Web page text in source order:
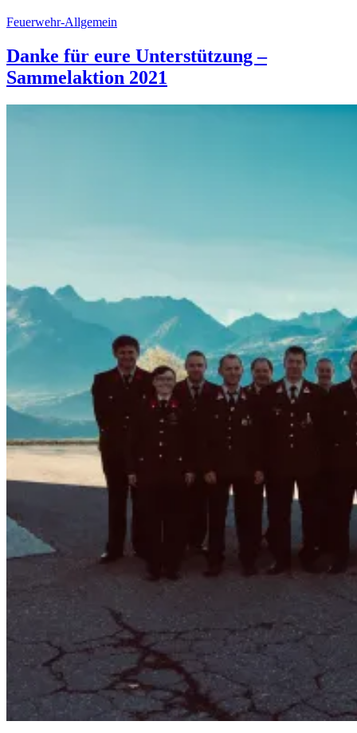
Feuerwehr-Allgemein
Danke für eure Unterstützung –
Sammelaktion 2021